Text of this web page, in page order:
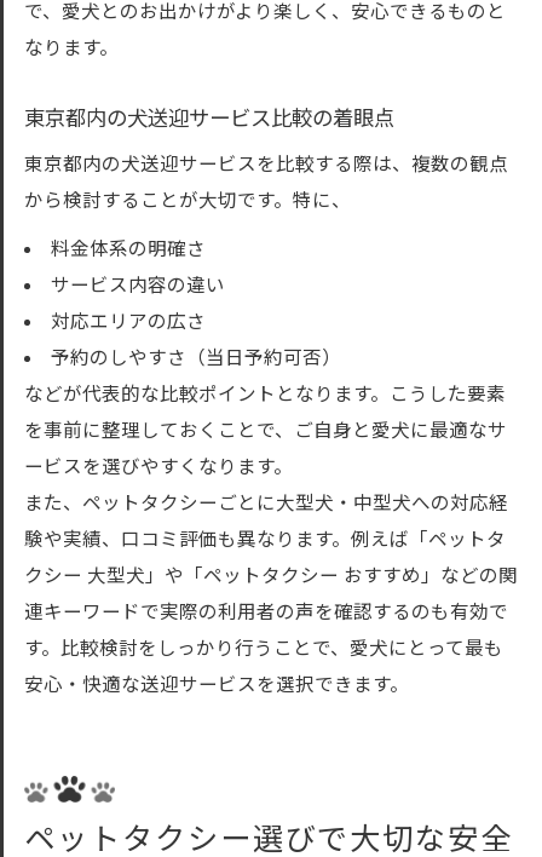
で、愛犬とのお出かけがより楽しく、安心できるものと
なります。
東京都内の犬送迎サービス比較の着眼点
東京都内の犬送迎サービスを比較する際は、複数の観点
から検討することが大切です。特に、
料金体系の明確さ
サービス内容の違い
対応エリアの広さ
予約のしやすさ（当日予約可否）
などが代表的な比較ポイントとなります。こうした要素
を事前に整理しておくことで、ご自身と愛犬に最適なサ
ービスを選びやすくなります。
また、ペットタクシーごとに大型犬・中型犬への対応経
験や実績、口コミ評価も異なります。例えば「ペットタ
クシー 大型犬」や「ペットタクシー おすすめ」などの関
連キーワードで実際の利用者の声を確認するのも有効で
す。比較検討をしっかり行うことで、愛犬にとって最も
安心・快適な送迎サービスを選択できます。
ペットタクシー選びで大切な安全